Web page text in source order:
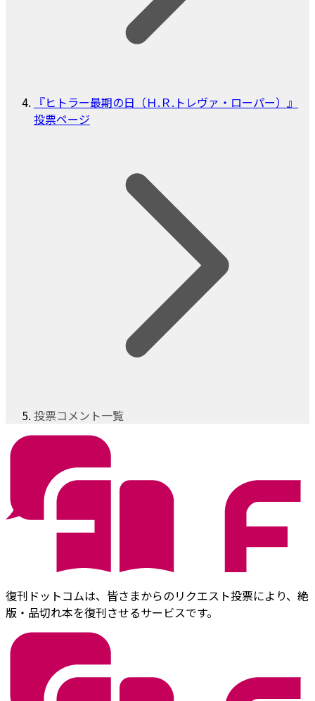
『ヒトラー最期の日（Ｈ.Ｒ.トレヴァ・ローパー）』
投票ページ
投票コメント一覧
復刊ドットコムは、皆さまからのリクエスト投票により、絶
版・品切れ本を復刊させるサービスです。